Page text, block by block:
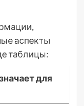
аспекты
таблицы:
для